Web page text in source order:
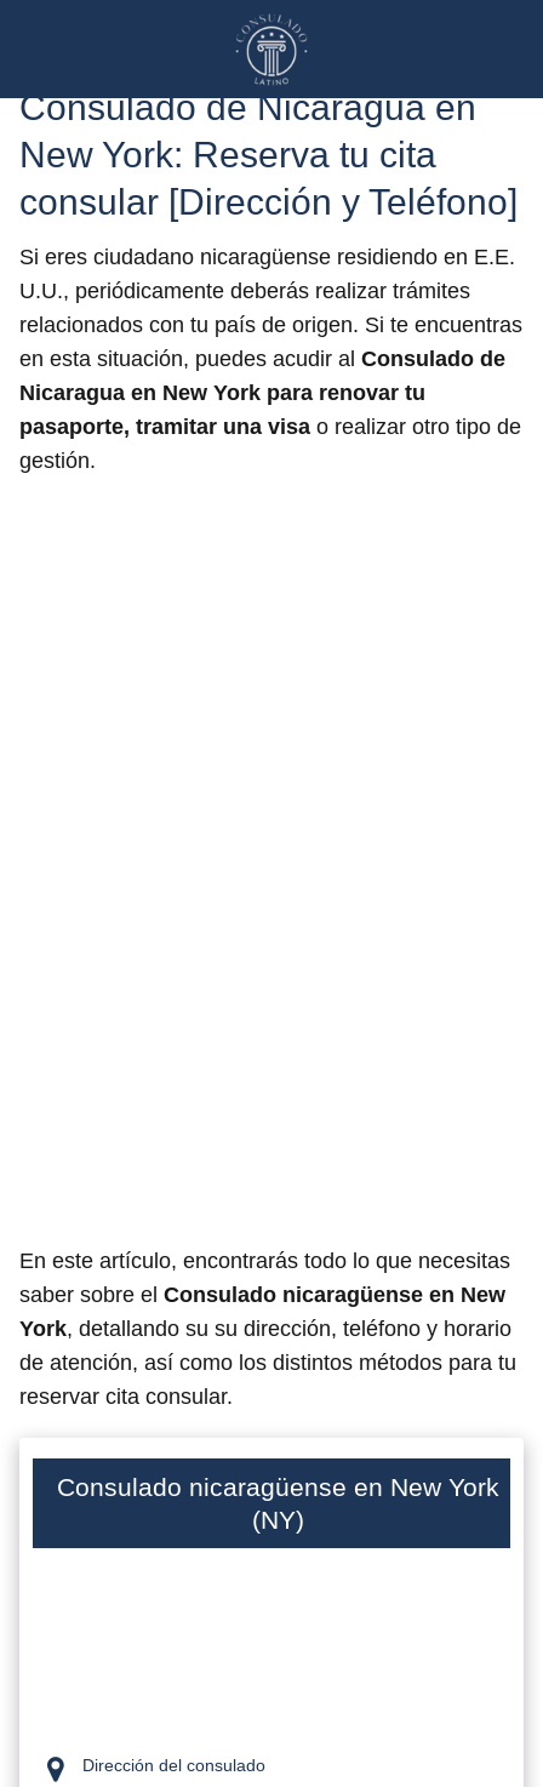
Consulado de Nicaragua en
New York: Reserva tu cita
consular [Dirección y Teléfono]
Si eres ciudadano nicaragüense residiendo en E.E.
U.U., periódicamente deberás realizar trámites
relacionados con tu país de origen. Si te encuentras
en esta situación, puedes acudir al Consulado de
Nicaragua en New York para renovar tu
pasaporte, tramitar una visa o realizar otro tipo de
gestión.
En este artículo, encontrarás todo lo que necesitas
saber sobre el Consulado nicaragüense en New
York, detallando su su dirección, teléfono y horario
de atención, así como los distintos métodos para tu
reservar cita consular.
Consulado nicaragüense en New York
(NY)
Dirección del consulado